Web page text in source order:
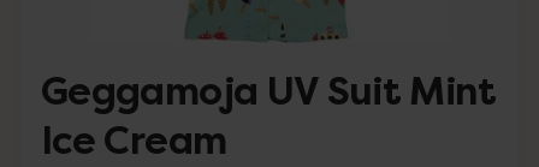
Geggamoja UV Suit Mint
Ice Cream